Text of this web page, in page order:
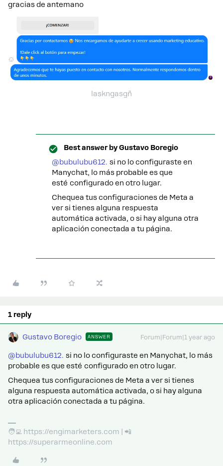
gracias de antemano
laskngasgñ
Best answer byGustavo Boregio
@bubulubu612. si no lo configuraste en
Manychat, lo más probable es que
esté configurado en otro lugar.
Chequea tus configuraciones de Meta a
ver si tienes alguna respuesta
automática activada, o si hay alguna otra
aplicación conectada a tu página.
1 reply
Gustavo Boregio ANSWER Forum|Forum|1 year ago
@bubulubu612. si no lo configuraste en Manychat, lo más
probable es que esté configurado en otro lugar.
Chequea tus configuraciones de Meta a ver si tienes
alguna respuesta automática activada, o si hay alguna
otra aplicación conectada a tu página.
🧑‍💻 https://engimarketers.com | 📲
https://superarmeonline.com